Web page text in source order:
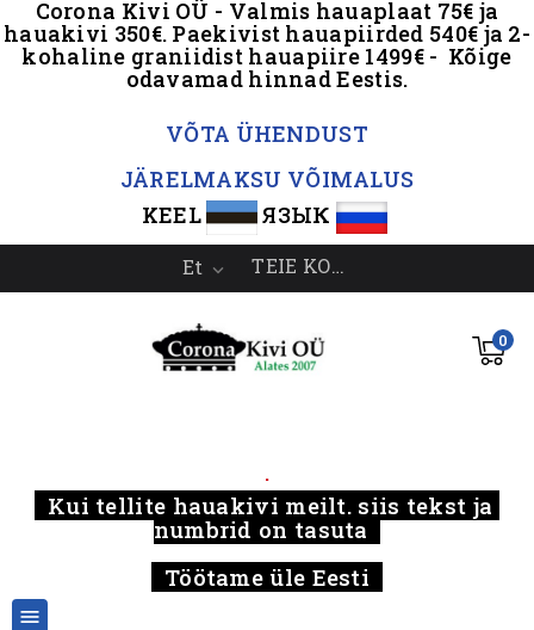
Corona Kivi OÜ - Valmis hauaplaat 75€ ja
hauakivi 350€. Paekivist hauapiirded 540€ ja 2-
kohaline graniidist hauapiire 1499€ - Kõige
odavamad hinnad Eestis.
VÕTA ÜHENDUST
JÄRELMAKSU VÕIMALUS
KEEL
ЯЗЫК
TEIE KONTO
Et 
0
.
Kui tellite hauakivi meilt, siis tekst ja
numbrid on tasuta
Töötame üle Eesti
